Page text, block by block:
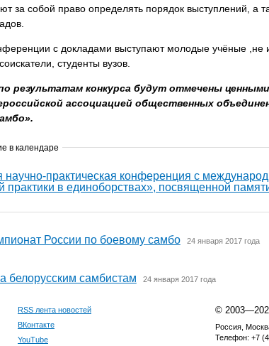
за собой право определять порядок выступлений, а
с докладами выступают молодые учёные
студенты вузов.
результатам конкурса будут отмечены
ассоциацией общественных
в календаре
научно-практическая конференция с
практики в единоборствах», посвященной
России по боевому самбо 24 января 2017 года
самбистам 24 января 2017 года
RSS лента новостей
ВКонтакте
YouTube
©
Россия,
Телефон: +7